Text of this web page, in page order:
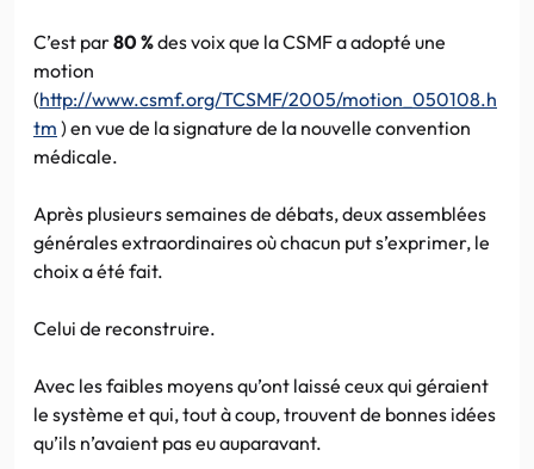
C’est par80 %des voix que la CSMF a adopté une
motion
(http://www.csmf.org/TCSMF/2005/motion_050108.h
tm ) en vue de la signature de la nouvelle convention
médicale.
Après plusieurs semaines de débats, deux assemblées
générales extraordinaires où chacun put s’exprimer, le
choix a été fait.
Celui de reconstruire.
Avec les faibles moyens qu’ont laissé ceux qui géraient
le système et qui, tout à coup, trouvent de bonnes idées
qu’ils n’avaient pas eu auparavant.